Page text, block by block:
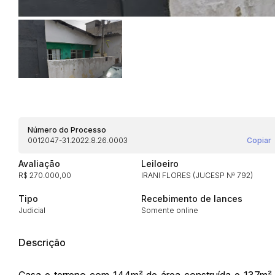
Número do Processo
0012047-31.2022.8.26.0003
Copiar
Avaliação
R$ 270.000,00
Leiloeiro
IRANI FLORES (JUCESP Nª 792)
Tipo
Judicial
Recebimento de lances
Somente online
Descrição